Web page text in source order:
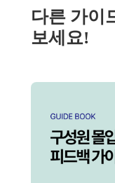
다른 가이
보세요!